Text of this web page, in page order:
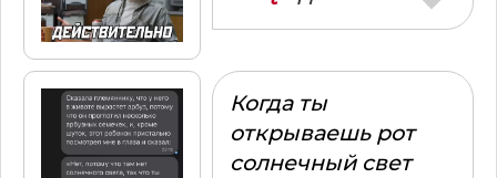
Когда ты
открываешь рот
солнечный свет